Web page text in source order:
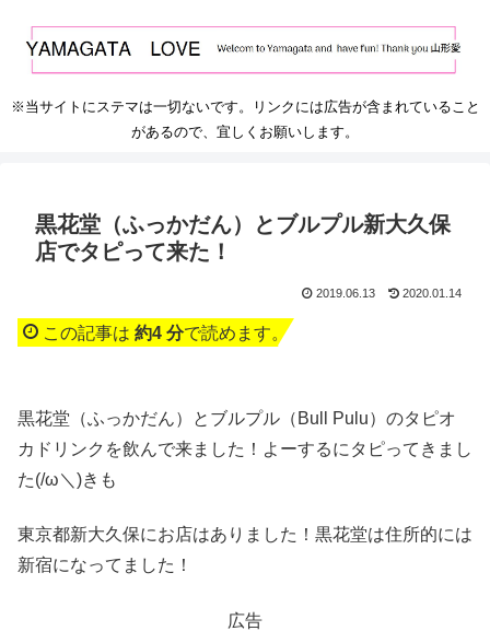
※当サイトにステマは一切ないです。リンクには広告が含まれていること
があるので、宜しくお願いします。
黒花堂（ふっかだん）とブルプル新大久保
店でタピって来た！
2019.06.13 2020.01.14
この記事は 約4 分で読めます。
黒花堂（ふっかだん）とブルプル（Bull Pulu）のタピオ
カドリンクを飲んで来ました！よーするにタピってきまし
た(/ω＼)きも
東京都新大久保にお店はありました！黒花堂は住所的には
新宿になってました！
広告